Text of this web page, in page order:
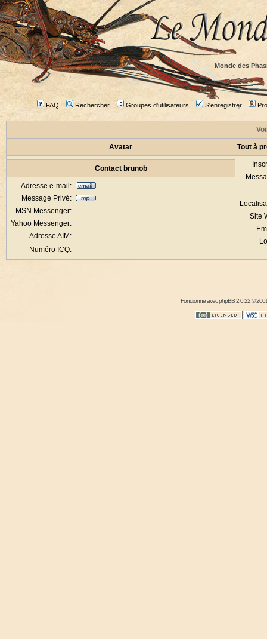
Monde des
FAQ Rechercher Groupes d'utilisateurs S'enregistrer
Avatar Tout à
Site
Contact brunob
Adresse e-mail:
Message Privé:
MSN Messenger:
Yahoo Messenger:
Adresse AIM:
Numéro ICQ:
Fonctionne avecphpBB2.0.22 ©